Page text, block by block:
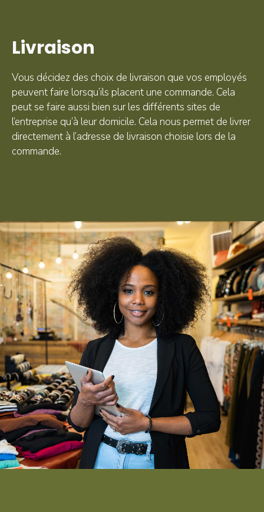
Livraison
Vous décidez des choix de livraison que vos employés
peuvent faire lorsqu’ils placent une commande. Cela
peut se faire aussi bien sur les différents sites de
l’entreprise qu’à leur domicile. Cela nous permet de livrer
directement à l’adresse de livraison choisie lors de la
commande.